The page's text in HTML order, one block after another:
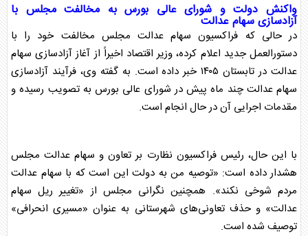
واکنش دولت و شورای عالی بورس به مخالفتمجلس با
آزادسازیسهام عدالت
در حالی که فراکسیون سهام عدالت مجلس مخالفت خود را با
دستورالعمل جدید اعلام کرده، وزیر اقتصاد اخیراً از آغاز آزادسازی سهام
عدالتدر تابستان ۱۴۰۵ خبر داده است. به گفته وی، فرآیند آزادسازی
سهام عدالتچند ماه پیش در شورای عالی بورس به تصویب رسیده و
مقدمات اجرایی آن در حال انجام است.
با این حال، رئیس فراکسیون نظارت بر تعاون و سهام عدالت مجلس
هشدار داده است: «توصیه من به دولت این است که با سهام عدالت
مردم شوخی نکند». همچنین نگرانی مجلس از «تغییر ریل سهام
عدالت» و حذف تعاونی‌های شهرستانی به عنوان «مسیری انحرافی»
توصیف شده است.